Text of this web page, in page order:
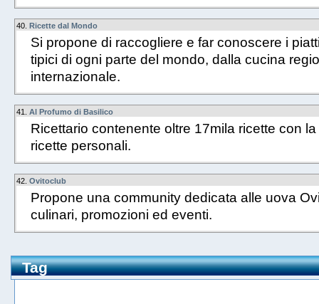
40. Ricette dal Mondo
Si propone di raccogliere e far conoscere i
tipici di ogni parte del mondo, dalla cucina
internazionale.
41. Al Profumo di Basilico
Ricettario contenente oltre 17mila ricette con
ricette personali.
42. Ovitoclub
Propone una community dedicata alle uova
culinari, promozioni ed eventi.
Tag